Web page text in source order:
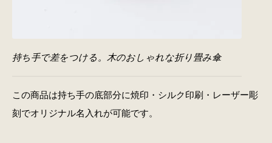
持ち手で差をつける。木のおしゃれな折り畳み傘
この商品は持ち手の底部分に焼印・シルク印刷・レーザー彫
刻でオリジナル名入れが可能です。